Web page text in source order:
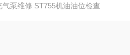
泵维修 ST755机油油位检查